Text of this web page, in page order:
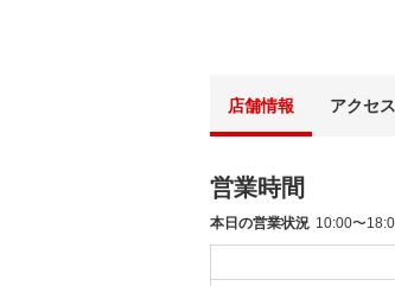
店舗情報 アクセス
営業時間
本日の営業状況 10:00〜